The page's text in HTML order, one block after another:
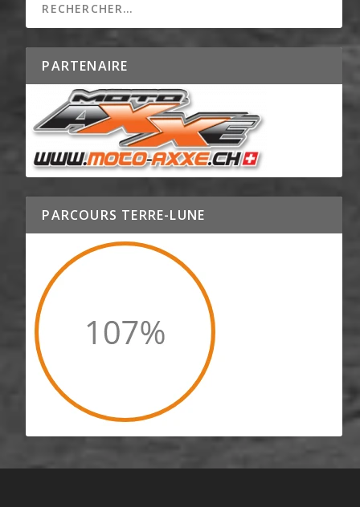
PARTENAIRE
PARCOURS TERRE-LUNE